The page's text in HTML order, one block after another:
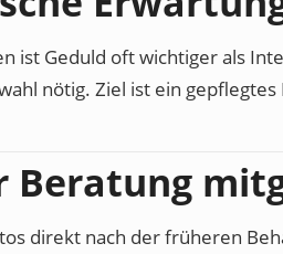
ist Geduld oft wichtiger als
nötig. Ziel ist ein
Beratung
direkt nach der früheren